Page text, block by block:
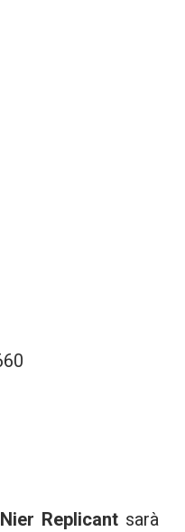
Nier Replicant sarà